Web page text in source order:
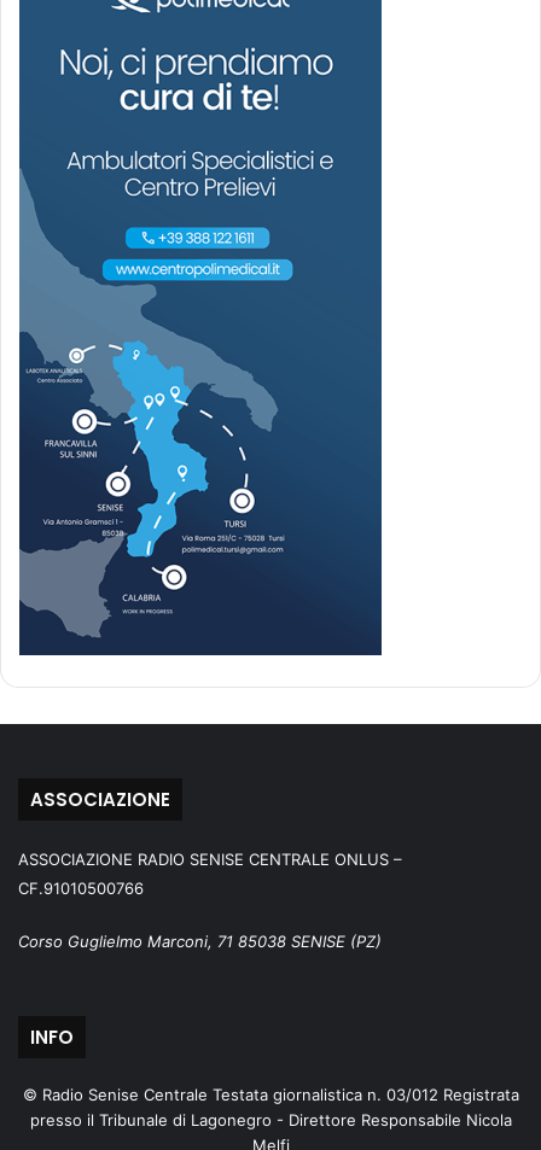
ASSOCIAZIONE
ASSOCIAZIONE RADIO SENISE CENTRALE ONLUS –
CF.91010500766
Corso Guglielmo Marconi, 71 85038 SENISE (PZ)
INFO
© Radio Senise Centrale Testata giornalistica n. 03/012 Registrata
presso il Tribunale di Lagonegro - Direttore Responsabile Nicola
Melfi